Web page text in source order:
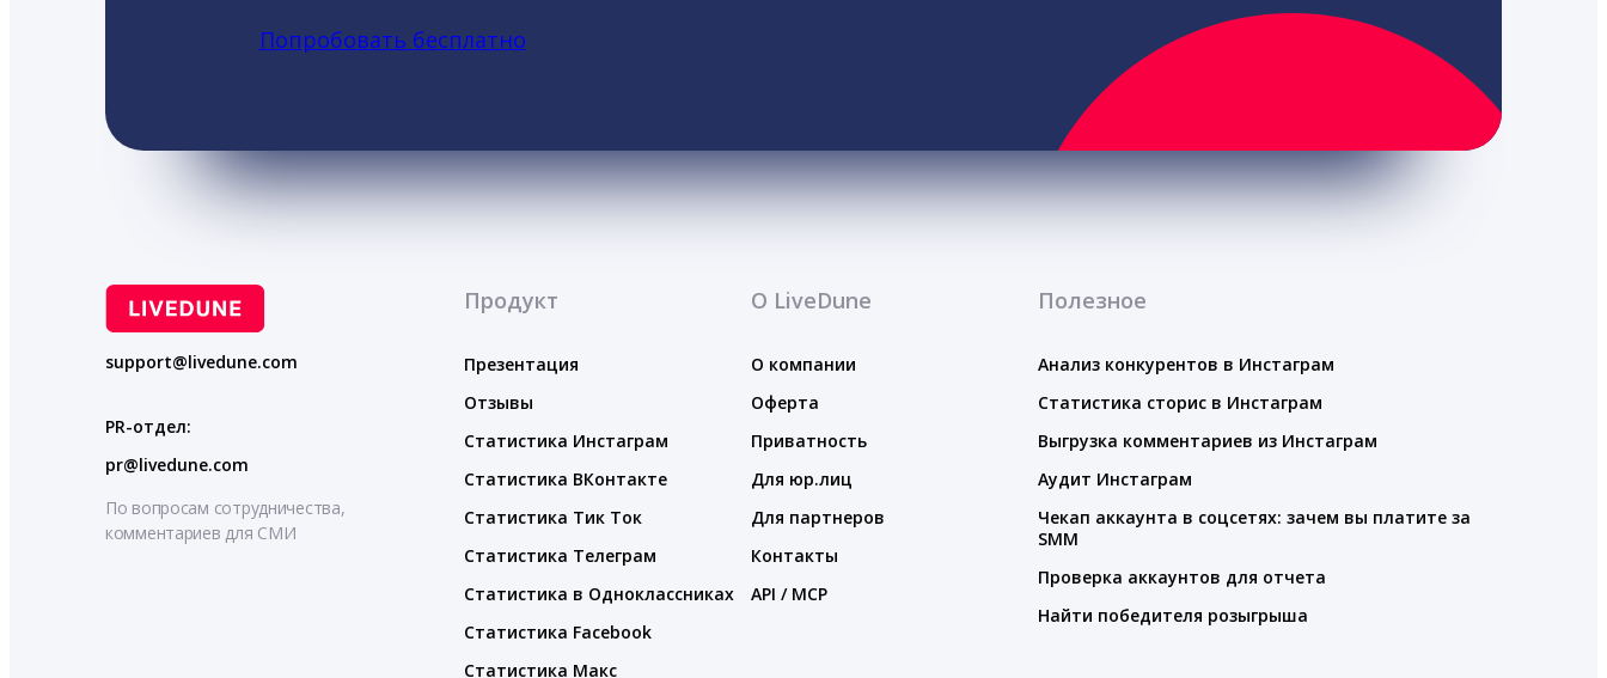
Попробовать бесплатно
support@livedune.com
PR-отдел:
pr@livedune.com
По вопросам сотрудничества,
комментариев для СМИ
Продукт
Презентация
Отзывы
Статистика Инстаграм
Статистика ВКонтакте
Статистика Тик Ток
Статистика Телеграм
Статистика в Одноклассниках
Статистика Facebook
Статистика Макс
О LiveDune
О компании
Оферта
Приватность
Для юр.лиц
Для партнеров
Контакты
API / MCP
Полезное
Анализ конкурентов в Инстаграм
Статистика сторис в Инстаграм
Выгрузка комментариев из Инстаграм
Аудит Инстаграм
Чекап аккаунта в соцсетях: зачем вы платите за
SMM
Проверка аккаунтов для отчета
Найти победителя розыгрыша